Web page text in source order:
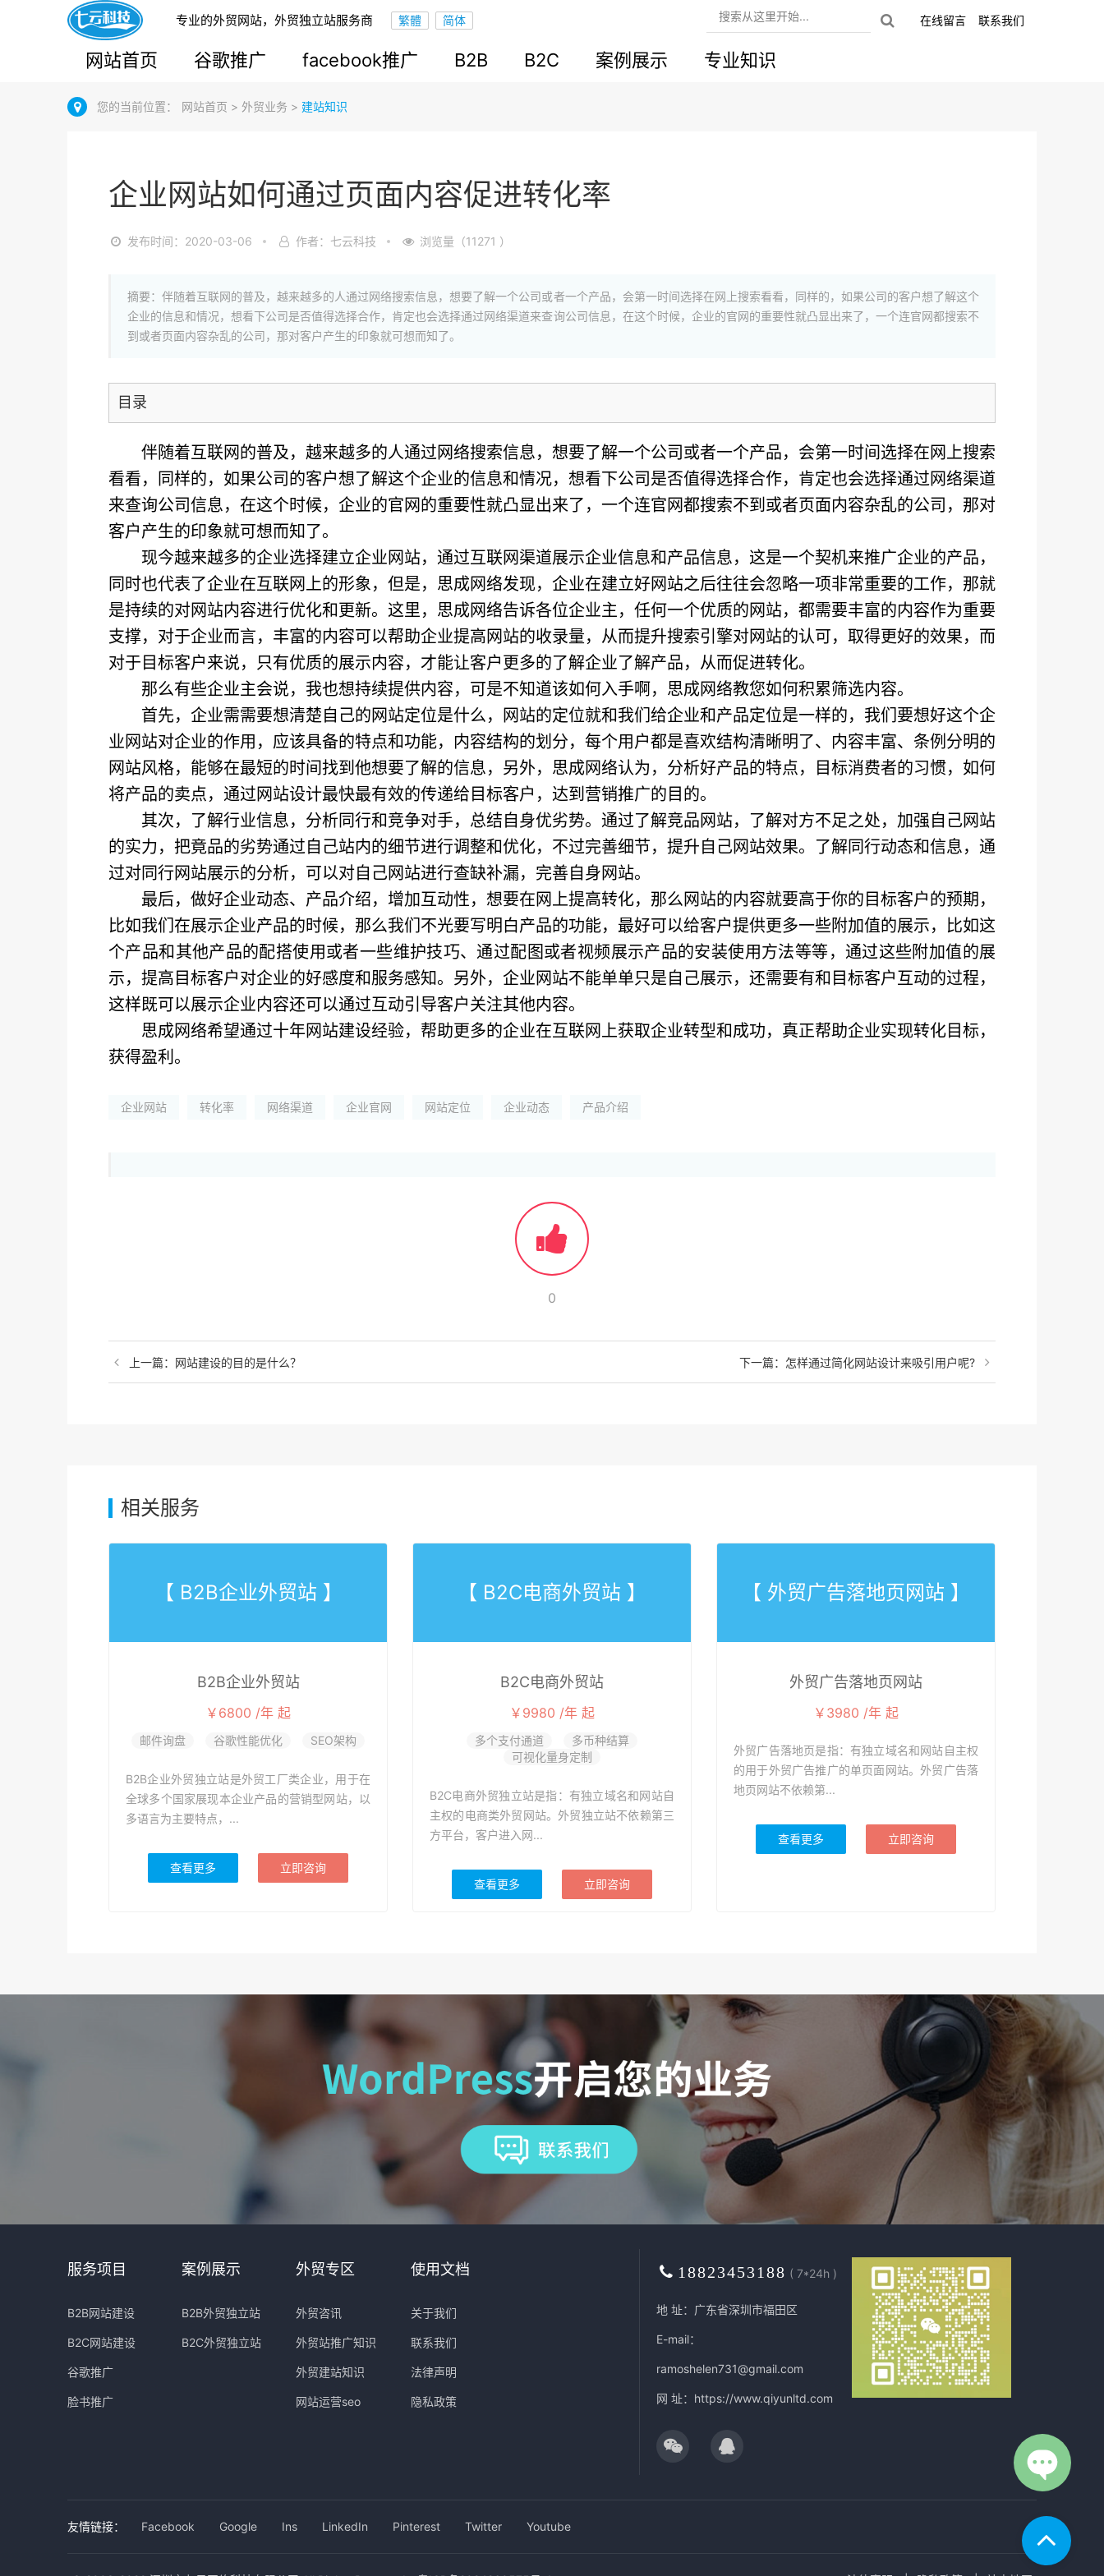
专业的外贸网站，外贸独立站服务商 在线留言 联系我们
网站首页 谷歌推广 facebook推广 B2B B2C 案例展示 专业知识
您的当前位置： 网站首页 > 外贸业务 > 建站知识
企业网站如何通过页面内容促进转化率
发布时间：2020-03-06 作者：七云科技 浏览量（11271 ）
摘要：伴随着互联网的普及，越来越多的人通过网络搜索信息，想要了解一个公司或者一个产品，会第一时间选择在网上搜索看看，同样的，如果公司的客户想了解这个
企业的信息和情况，想看下公司是否值得选择合作，肯定也会选择通过网络渠道来查询公司信息，在这个时候，企业的官网的重要性就凸显出来了，一个连官网都搜索不
到或者页面内容杂乱的公司，那对客户产生的印象就可想而知了。
目录
伴随着互联网的普及，越来越多的人通过网络搜索信息，想要了解一个公司或者一个产品，会第一时间选择在网上搜索
看看，同样的，如果公司的客户想了解这个企业的信息和情况，想看下公司是否值得选择合作，肯定也会选择通过网络渠道
来查询公司信息，在这个时候，企业的官网的重要性就凸显出来了，一个连官网都搜索不到或者页面内容杂乱的公司，那对
客户产生的印象就可想而知了。
现今越来越多的企业选择建立企业网站，通过互联网渠道展示企业信息和产品信息，这是一个契机来推广企业的产品，
同时也代表了企业在互联网上的形象，但是，思成网络发现，企业在建立好网站之后往往会忽略一项非常重要的工作，那就
是持续的对网站内容进行优化和更新。这里，思成网络告诉各位企业主，任何一个优质的网站，都需要丰富的内容作为重要
支撑，对于企业而言，丰富的内容可以帮助企业提高网站的收录量，从而提升搜索引擎对网站的认可，取得更好的效果，而
对于目标客户来说，只有优质的展示内容，才能让客户更多的了解企业了解产品，从而促进转化。
那么有些企业主会说，我也想持续提供内容，可是不知道该如何入手啊，思成网络教您如何积累筛选内容。
首先，企业需需要想清楚自己的网站定位是什么，网站的定位就和我们给企业和产品定位是一样的，我们要想好这个企
业网站对企业的作用，应该具备的特点和功能，内容结构的划分，每个用户都是喜欢结构清晰明了、内容丰富、条例分明的
网站风格，能够在最短的时间找到他想要了解的信息，另外，思成网络认为，分析好产品的特点，目标消费者的习惯，如何
将产品的卖点，通过网站设计最快最有效的传递给目标客户，达到营销推广的目的。
其次，了解行业信息，分析同行和竞争对手，总结自身优劣势。通过了解竞品网站，了解对方不足之处，加强自己网站
的实力，把竟品的劣势通过自己站内的细节进行调整和优化，不过完善细节，提升自己网站效果。了解同行动态和信息，通
过对同行网站展示的分析，可以对自己网站进行查缺补漏，完善自身网站。
最后，做好企业动态、产品介绍，增加互动性，想要在网上提高转化，那么网站的内容就要高于你的目标客户的预期，
比如我们在展示企业产品的时候，那么我们不光要写明白产品的功能，最好可以给客户提供更多一些附加值的展示，比如这
个产品和其他产品的配搭使用或者一些维护技巧、通过配图或者视频展示产品的安装使用方法等等，通过这些附加值的展
示，提高目标客户对企业的好感度和服务感知。另外，企业网站不能单单只是自己展示，还需要有和目标客户互动的过程，
这样既可以展示企业内容还可以通过互动引导客户关注其他内容。
思成网络希望通过十年网站建设经验，帮助更多的企业在互联网上获取企业转型和成功，真正帮助企业实现转化目标，
获得盈利。
企业网站 转化率 网络渠道 企业官网 网站定位 企业动态 产品介绍
0
上一篇：网站建设的目的是什么？ 下一篇：怎样通过简化网站设计来吸引用户呢?
相关服务
【 B2B企业外贸站 】
B2B企业外贸站
￥6800 /年 起
邮件询盘 谷歌性能优化 SEO架构
B2B企业外贸独立站是外贸工厂类企业，用于在
全球多个国家展现本企业产品的营销型网站，以
多语言为主要特点，...
查看更多 立即咨询
【 B2C电商外贸站 】
B2C电商外贸站
￥9980 /年 起
多个支付通道
多币种结算
可视化量身定制
B2C电商外贸独立站是指：有独立域名和网站自
主权的电商类外贸网站。外贸独立站不依赖第三
方平台，客户进入网...
查看更多 立即咨询
【 外贸广告落地页网站 】
外贸广告落地页网站
￥3980 /年 起
外贸广告落地页是指：有独立域名和网站自主权
的用于外贸广告推广的单页面网站。外贸广告落
地页网站不依赖第...
查看更多 立即咨询
服务项目
B2B网站建设
B2C网站建设
谷歌推广
脸书推广
案例展示
B2B外贸独立站
B2C外贸独立站
外贸专区
外贸咨讯
外贸站推广知识
外贸建站知识
网站运营seo
使用文档
关于我们
联系我们
法律声明
隐私政策
18823453188 ( 7*24h )
地 址：广东省深圳市福田区
E-mail：
ramoshelen731@gmail.com
网 址： https://www.qiyunltd.com
友情链接： Facebook Google Ins LinkedIn Pinterest Twitter Youtube